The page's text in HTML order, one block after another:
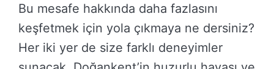
Bu mesafe hakkında daha fazlasını
keşfetmek için yola çıkmaya ne dersiniz?
Her iki yer de size farklı deneyimler